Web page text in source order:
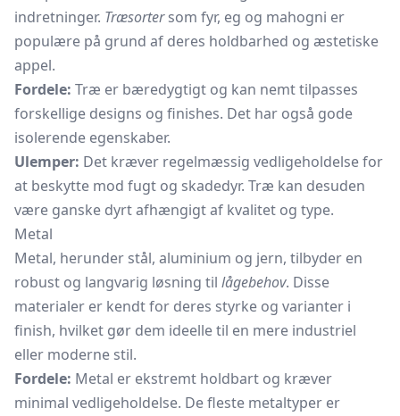
indretninger. Træsortersom fyr, eg og mahogni er
populære på grund af deres holdbarhed og æstetiske
appel.
Fordele: Træ er bæredygtigt og kan nemt tilpasses
forskellige designs og finishes. Det har også gode
isolerende egenskaber.
Ulemper: Det kræver regelmæssig vedligeholdelse for
at beskytte mod fugt og skadedyr. Træ kan desuden
være ganske dyrt afhængigt af kvalitet og type.
Metal
Metal, herunder stål, aluminium og jern, tilbyder en
robust og langvarig løsning til lågebehov. Disse
materialer er kendt for deres styrke og varianter i
finish, hvilket gør dem ideelle til en mere industriel
eller moderne stil.
Fordele: Metal er ekstremt holdbart og kræver
minimal vedligeholdelse. De fleste metaltyper er